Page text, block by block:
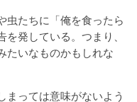
たちに「俺を食ったら
発している。つまり、
たいなものかもしれな
っては意味がないよう